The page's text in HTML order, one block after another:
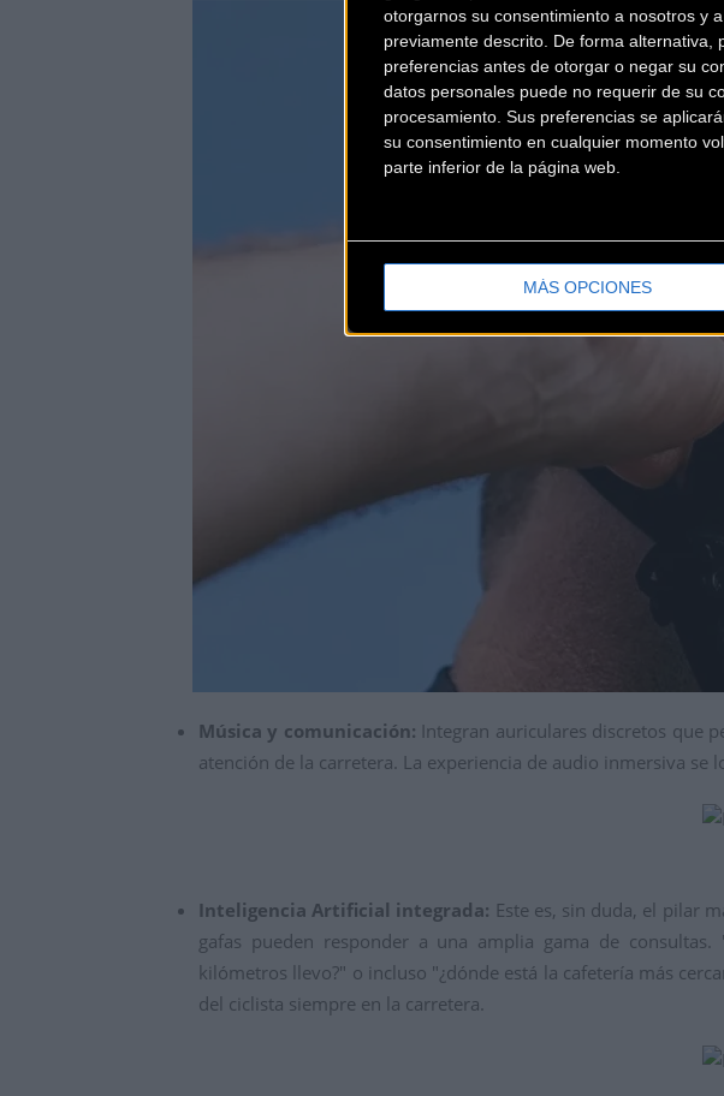
otorgarnos su consentimiento a nosotros y
previamente descrito. De forma
preferencias antes de otorgar o negar su
datos personales puede no requerir de su
procesamiento. Sus preferencias se
su consentimiento en cualquier momento
parte inferior de la página web.
MÁS OPCIONES
Música y comunicación: Integran auriculares discretos que
atención de la carretera. La experiencia de audio inmersiva se
Inteligencia Artificial integrada: Este es, sin duda, el pilar
gafas pueden responder a una amplia gama de consultas.
kilómetros llevo?" o incluso "¿dónde está la cafetería más
del ciclista siempre en la carretera.